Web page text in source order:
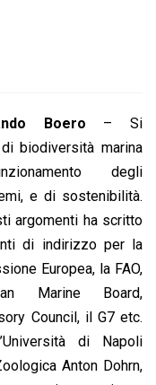
Boero – Si
biodiversità marina
degli
e di sostenibilità.
argomenti ha scritto
di indirizzo per la
Europea, la FAO,
Marine Board,
Council, il G7 etc.
di Napoli
Anton Dohrn,